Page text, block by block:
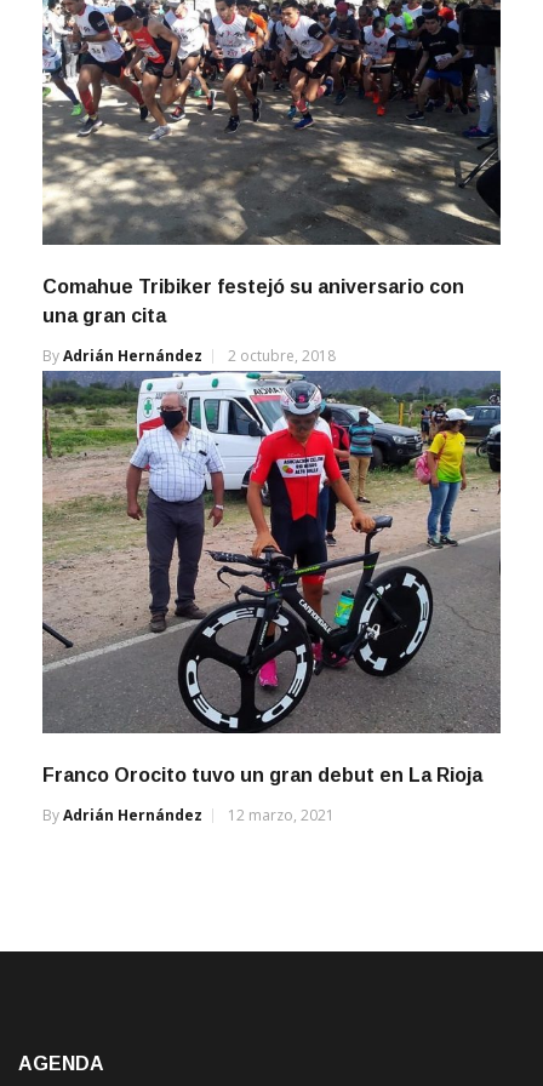
Comahue Tribiker festejó su aniversario con
una gran cita
ByAdrián Hernández 2 octubre, 2018
Franco Orocito tuvo un gran debut en La Rioja
ByAdrián Hernández 12 marzo, 2021
AGENDA